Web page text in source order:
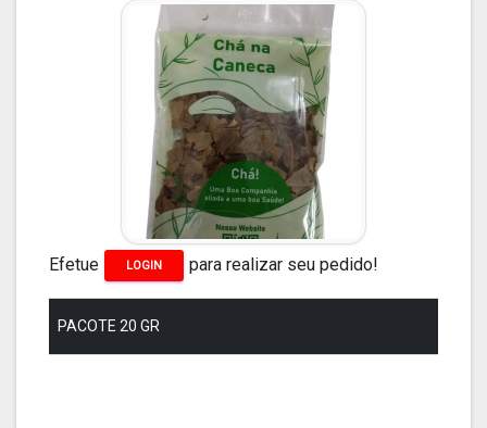
Efetue LOGIN para realizar seu pedido!
PACOTE 20 GR